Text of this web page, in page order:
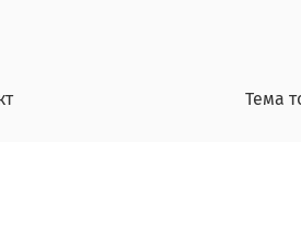
Тема